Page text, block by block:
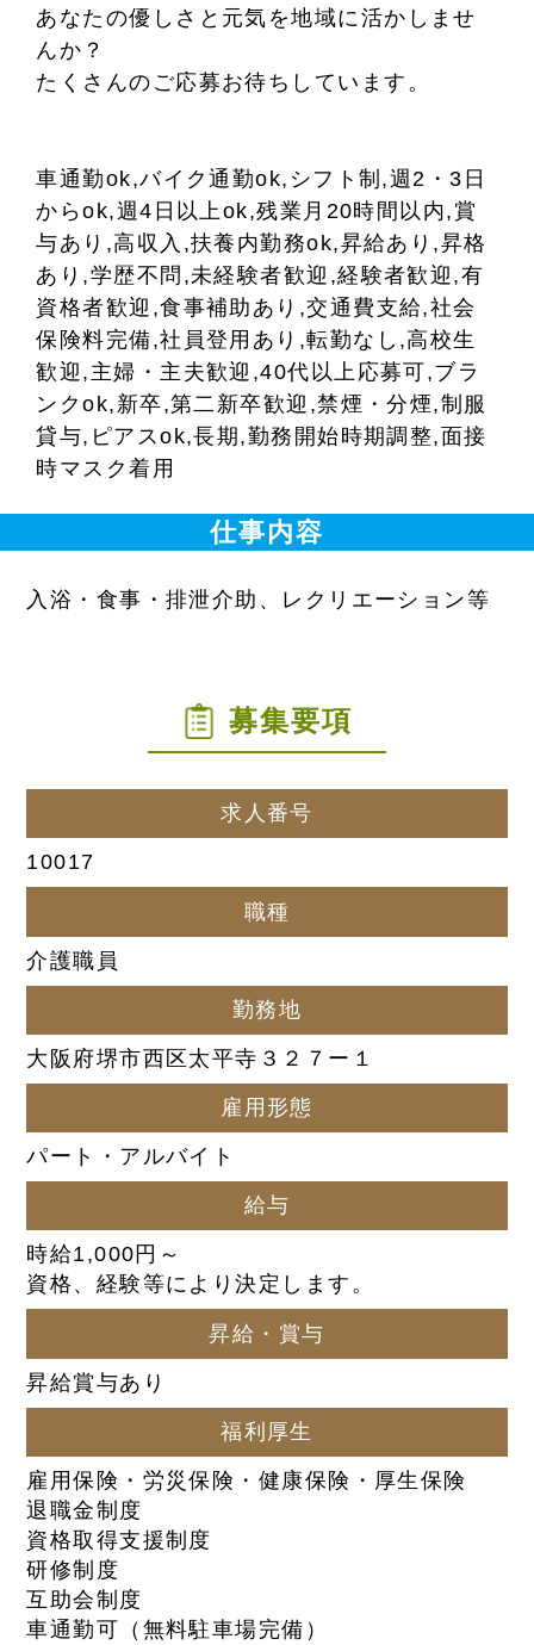
あなたの優しさと元気を地域に活かしませ
んか？
たくさんのご応募お待ちしています。
車通勤ok,バイク通勤ok,シフト制,週2・3日
からok,週4日以上ok,残業月20時間以内,賞
与あり,高収入,扶養内勤務ok,昇給あり,昇格
あり,学歴不問,未経験者歓迎,経験者歓迎,有
資格者歓迎,食事補助あり,交通費支給,社会
保険料完備,社員登用あり,転勤なし,高校生
歓迎,主婦・主夫歓迎,40代以上応募可,ブラ
ンクok,新卒,第二新卒歓迎,禁煙・分煙,制服
貸与,ピアスok,長期,勤務開始時期調整,面接
時マスク着用
仕事内容
入浴・食事・排泄介助、レクリエーション等
募集要項
求人番号
10017
職種
介護職員
勤務地
大阪府堺市西区太平寺３２７ー１
雇用形態
パート・アルバイト
給与
時給1,000円～
資格、経験等により決定します。
昇給・賞与
昇給賞与あり
福利厚生
雇用保険・労災保険・健康保険・厚生保険
退職金制度
資格取得支援制度
研修制度
互助会制度
車通勤可（無料駐車場完備）